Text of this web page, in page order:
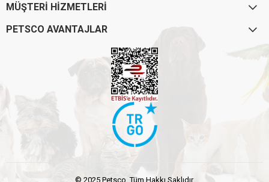
MÜŞTERİ HİZMETLERİ
PETSCO AVANTAJLAR
© 2025 Petsco. Tüm Hakkı Saklıdır.